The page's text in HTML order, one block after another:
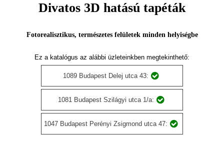
Divatos 3D hatású tapéták
Fotorealisztikus, természetes felületek minden helyiségbe
Ez a katalógus az alábbi üzleteinkben megtekinthető:
1089 Budapest Delej utca 43:
1081 Budapest Szilágyi utca 1/a:
1047 Budapest Perényi Zsigmond utca 47: